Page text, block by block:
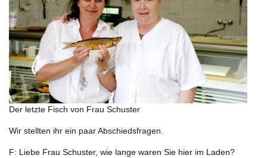
Der letzte Fisch von Frau Schuster
Wir stellten ihr ein paar Abschiedsfragen.
F: Liebe Frau Schuster, wie lange waren Sie hier im Laden?